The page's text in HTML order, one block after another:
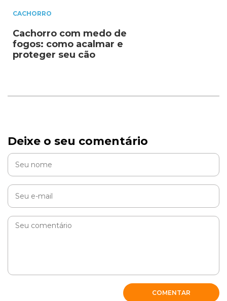
CACHORRO
Cachorro com medo de
fogos: como acalmar e
proteger seu cão
Deixe o seu comentário
COMENTAR